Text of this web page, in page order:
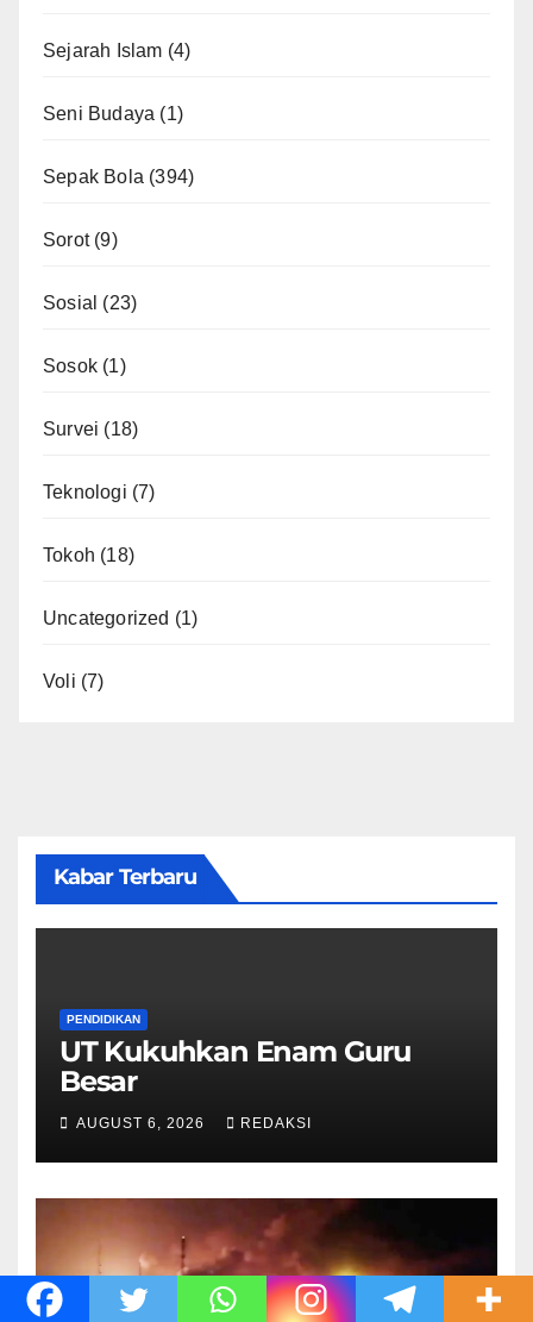
Sejarah Islam (4)
Seni Budaya (1)
Sepak Bola (394)
Sorot(9)
Sosial (23)
Sosok (1)
Survei (18)
Teknologi (7)
Tokoh (18)
Uncategorized (1)
Voli (7)
Kabar Terbaru
PENDIDIKAN
UT Kukuhkan Enam Guru
Besar
AUGUST 6, 2026 REDAKSI
INTERNASIONAL